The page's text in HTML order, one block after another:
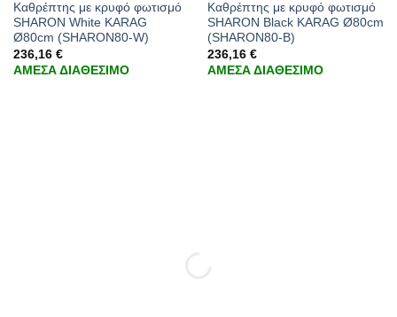
Καθρέπτης με κρυφό φωτισμό
SHARON White KARAG
Ø80cm (SHARON80-W)
236,16 €
ΑΜΕΣΑ ΔΙΑΘΕΣΙΜΟ
Καθρέπτης με κρυφό φωτισμό
SHARON Black KARAG Ø80cm
(SHARON80-B)
236,16 €
ΑΜΕΣΑ ΔΙΑΘΕΣΙΜΟ